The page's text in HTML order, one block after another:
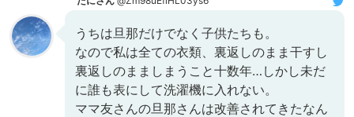
うちは旦那だけでなく子供たちも。
なので私は全ての衣類、裏返しのまま干すし
裏返しのまましまうこと十数年…しかし未だ
に誰も表にして洗濯機に入れない。
ママ友さんの旦那さんは改善されてきたなん